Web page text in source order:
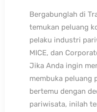
Bergabunglah di
temukan peluang
pelaku industri
MICE, dan
Jika Anda ingin
membuka peluang
bertemu dengan
pariwisata, inilah